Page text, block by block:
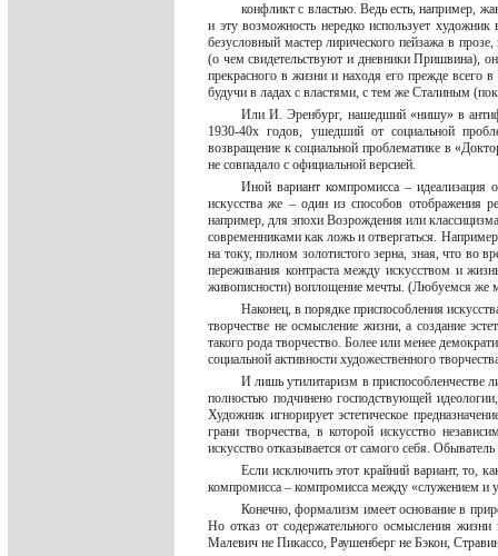
конфликт с властью. Ведь есть, например,
и эту возможность нередко использует
безусловный мастер лирического пейзажа в
(о чем свидетельствуют и дневники Пришвина),
прекрасного в жизни и находя его прежде всего
будучи в ладах с властями, с тем же Сталиным
Или И. Эренбург, нашедший «нишу» в
1930-40х годов, ушедший от социальной
возвращение к социальной проблематике в
не совпадало с официальной версией.
Иной вариант компромисса – идеализация
искусства же – один из способов отображения
например, для эпохи Возрождения или
современниками как ложь и отвергаться.
на току, полном золотистого зерна, зная, что во
переживания контраста между искусством и
живописности) воплощение мечты. (Любуемся же
Наконец, в порядке приспособления
творчестве не осмысление жизни, а создание
такого рода творчество. Более или менее
социальной активности художественного
И лишь утилитаризм в приспособленчестве
полностью подчинено господствующей
Художник игнорирует эстетическое
грани творчества, в которой искусство
искусство отказывается от самого себя.
Если исключить этот крайний вариант, то,
компромисса – компромисса между «служением и
Конечно, формализм имеет основание в
Но отказ от содержательного осмысления жизни
Малевич не Пикассо, Раушенберг не Бэкон,